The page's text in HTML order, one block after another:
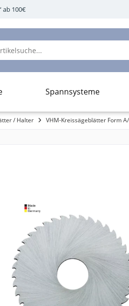
ab 100€
Spannsysteme
/ Halter VHM-Kreissägeblätter Form